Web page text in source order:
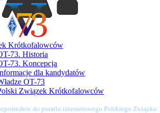
Krótkofalowców
73. Historia
73. Koncepcja
dla kandydatów
OT-73
Związek Krótkofalowców
do poratlu internetowego Polskiego Związku